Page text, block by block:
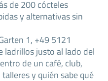
de 200 cócteles
y alternativas sin
1, +49 5121
ladrillos justo al lado del
de un café, club,
y quién sabe qué